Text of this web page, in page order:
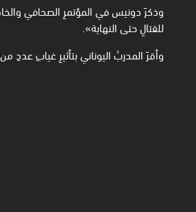
وذكرَ دونيس في المؤتمرِ الصحافي
للقتالِ حتى النهاية». ‏
وأقرَ المدربُ اليوناني بتأثيرِ غيابِ عددِ